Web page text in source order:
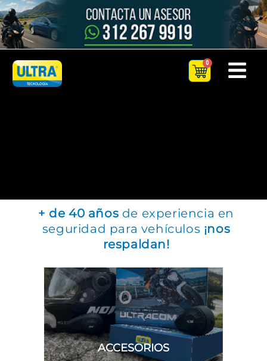
Ir
al
contenido
+ de 40 años de experiencia en
seguridad para vehículos ¡nos
respaldan!
ACCESORIOS